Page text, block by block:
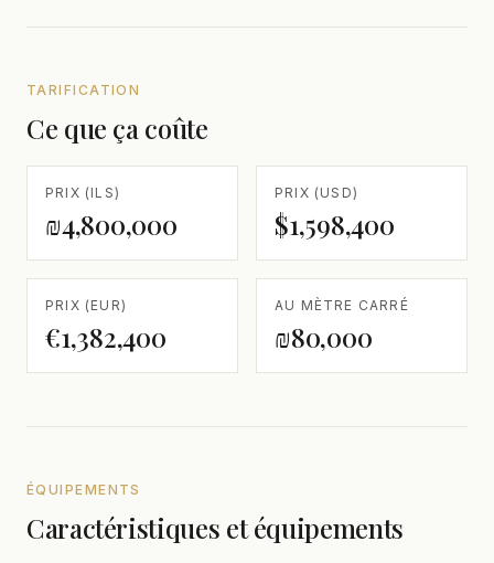
TARIFICATION
Ce que ça coûte
PRIX (ILS)
₪4,800,000
PRIX (USD)
$1,598,400
PRIX (EUR)
€1,382,400
AU MÈTRE CARRÉ
₪80,000
ÉQUIPEMENTS
Caractéristiques et équipements